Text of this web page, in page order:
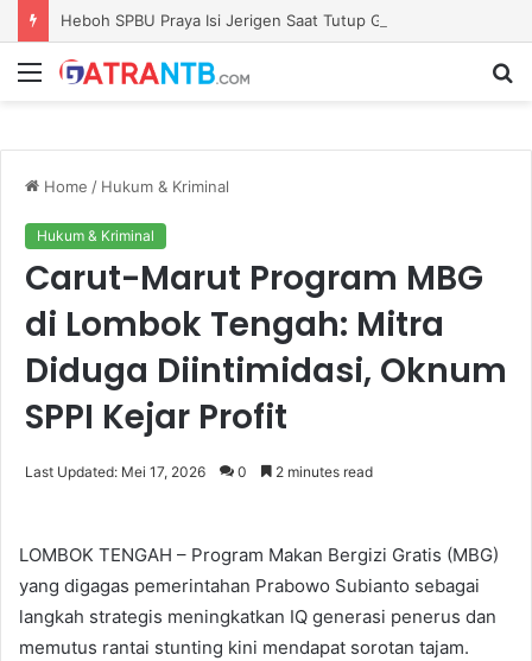
Menu
Home / Hukum & Kriminal
Hukum & Kriminal
Carut-Marut Program MBG
di Lombok Tengah: Mitra
Diduga Diintimidasi, Oknum
SPPI Kejar Profit
Last Updated: Mei 17, 2026 0 2 minutes read
LOMBOK TENGAH – Program Makan Bergizi Gratis (MBG)
yang digagas pemerintahan Prabowo Subianto sebagai
langkah strategis meningkatkan IQ generasi penerus dan
memutus rantai stunting kini mendapat sorotan tajam.